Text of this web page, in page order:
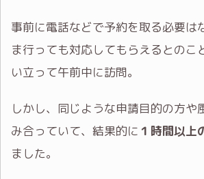
事前に電話などで予約を取る必要は
ま行っても対応してもらえるとのこ
い立って午前中に訪問。
しかし、同じような申請目的の方や
み合っていて、結果的に １時間以上
ました。